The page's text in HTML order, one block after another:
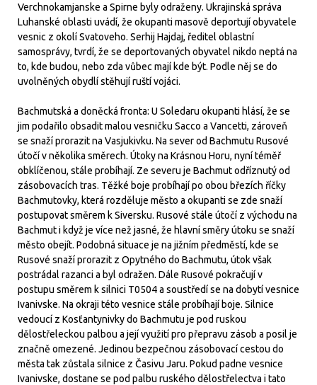
Verchnokamjanske a Spirne byly odraženy. Ukrajinská správa
Luhanské oblasti uvádí, že okupanti masově deportují obyvatele
vesnic z okolí Svatoveho. Serhij Hajdaj, ředitel oblastní
samosprávy, tvrdí, že se deportovaných obyvatel nikdo neptá na
to, kde budou, nebo zda vůbec mají kde být. Podle něj se do
uvolněných obydlí stěhují ruští vojáci.
Bachmutská a doněcká fronta: U Soledaru okupanti hlásí, že se
jim podařilo obsadit malou vesničku Sacco a Vancetti, zároveň
se snaží prorazit na Vasjukivku. Na sever od Bachmutu Rusové
útočí v několika směrech. Útoky na Krásnou Horu, nyní téměř
obklíčenou, stále probíhají. Ze severu je Bachmut odříznutý od
zásobovacích tras. Těžké boje probíhají po obou březích říčky
Bachmutovky, která rozděluje město a okupanti se zde snaží
postupovat směrem k Siversku. Rusové stále útočí z východu na
Bachmut i když je více než jasné, že hlavní směry útoku se snaží
město obejít. Podobná situace je na jižním předměstí, kde se
Rusové snaží prorazit z Opytného do Bachmutu, útok však
postrádal razanci a byl odražen. Dále Rusové pokračují v
postupu směrem k silnici T0504 a soustředí se na dobytí vesnice
Ivanivske. Na okraji této vesnice stále probíhají boje. Silnice
vedoucí z Kosťantynivky do Bachmutu je pod ruskou
dělostřeleckou palbou a její využití pro přepravu zásob a posil je
značně omezené. Jedinou bezpečnou zásobovací cestou do
města tak zůstala silnice z Časivu Jaru. Pokud padne vesnice
Ivanivske, dostane se pod palbu ruského dělostřelectva i tato